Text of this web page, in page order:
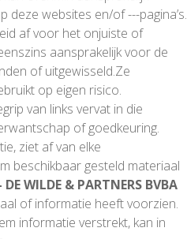
websites en/of ---pagina’s.
af voor het onjuiste of
aansprakelijk voor de
of uitgewisseld.Ze
op eigen risico.
van links vervat in die
of goedkeuring.
ziet af van elke
beschikbaar gesteld materiaal
WILDE & PARTNERS BVBA
of informatie heeft voorzien.
informatie verstrekt, kan in